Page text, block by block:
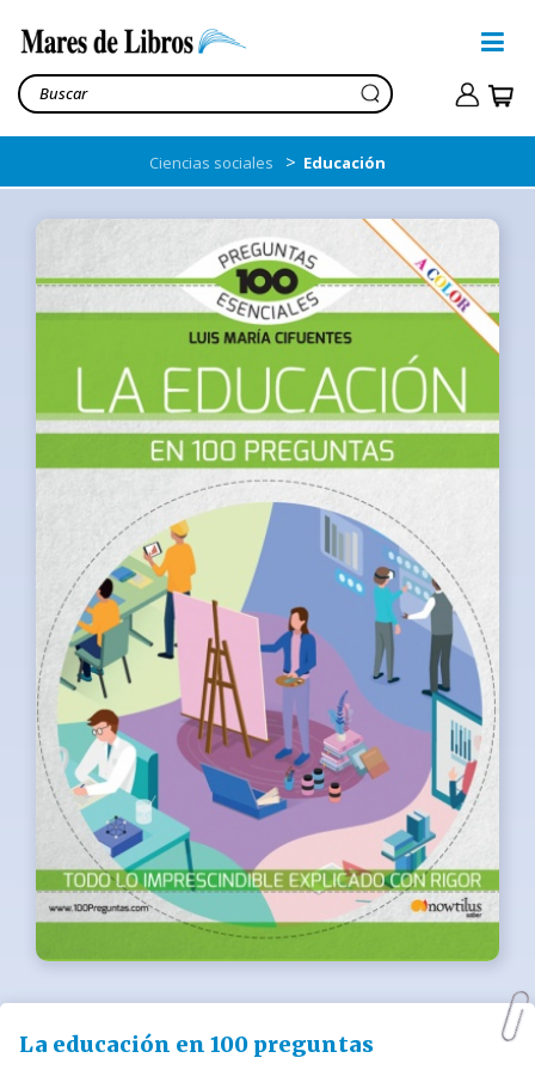
Ciencias sociales > Educación
La educación en 100 preguntas